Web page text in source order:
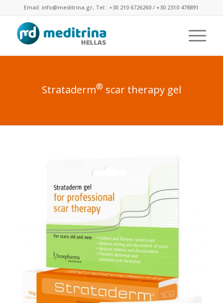
Email: info@meditrina.gr, Tel : +30 210 6726260 / +30 2310 478891
Strataderm® scar therapy gel